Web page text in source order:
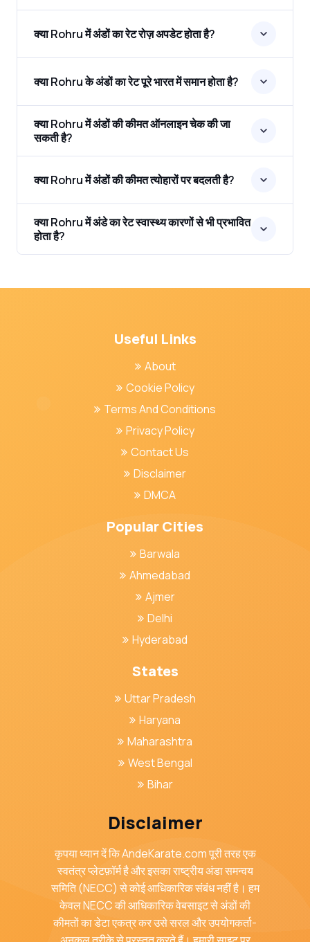
क्या Rohru में अंडों का रेट रोज़ अपडेट होता है?
क्या Rohru के अंडों का रेट पूरे भारत में समान होता है?
क्या Rohru में अंडों की कीमत ऑनलाइन चेक की जा
सकती है?
क्या Rohru में अंडों की कीमत त्योहारों पर बदलती है?
क्या Rohru में अंडे का रेट स्वास्थ्य कारणों से भी प्रभावित
होता है?
Useful Links
About
Cookie Policy
Terms And Conditions
Privacy Policy
Contact Us
Disclaimer
DMCA
Popular Cities
Barwala
Ahmedabad
Ajmer
Delhi
Hyderabad
States
Uttar Pradesh
Haryana
Maharashtra
West Bengal
Bihar
Disclaimer
कृपया ध्यान दें कि AndeKarate.com पूरी तरह एक
स्वतंत्र प्लेटफ़ॉर्म है और इसका राष्ट्रीय अंडा समन्वय
समिति (NECC) से कोई आधिकारिक संबंध नहीं है। हम
केवल NECC की आधिकारिक वेबसाइट से अंडों की
कीमतों का डेटा एकत्र कर उसे सरल और उपयोगकर्ता-